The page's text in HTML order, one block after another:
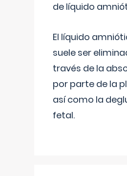
de líquido
El líquido
suele ser
través de la
por parte de la
así como la
fetal.